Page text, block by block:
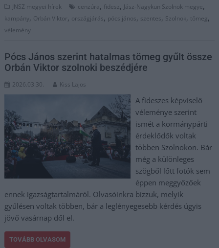
JNSZ megyei hírek cenzúra, fidesz, Jász-Nagykun Szolnok megye,
kampány, Orbán Viktor, országjárás, pöcs jános, szentes, Szolnok, tömeg,
vélemény
Pócs János szerint hatalmas tömeg gyűlt össze
Orbán Viktor szolnoki beszédjére
2026.03.30. Kiss Lajos
A fideszes képviselő
véleménye szerint
ismét a kormánypárti
érdeklődők voltak
többen Szolnokon. Bár
még a különleges
szögből lőtt fotók sem
éppen meggyőzőek
ennek igazságtartalmáról. Olvasóinkra bízzuk, melyik
gyűlésen voltak többen, bár a leglényegesebb kérdés úgyis
jövő vasárnap dől el.
TOVÁBB OLVASOM